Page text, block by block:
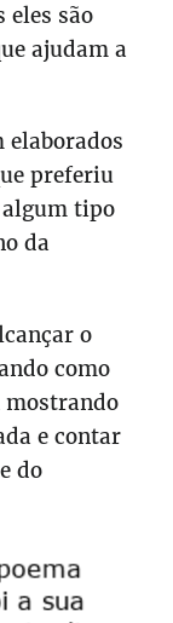
eles são
ajudam a
preferiu
tipo
da
o
como
mostrando
e contar
do